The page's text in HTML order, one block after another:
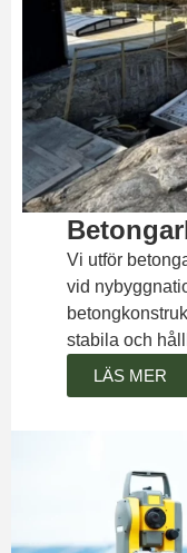
Vi utför
vid
stabila och
LÄS MER